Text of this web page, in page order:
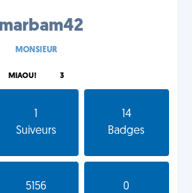
MONSIEUR
MIAOU! 3
Suiveurs
14
Badges
5156
0